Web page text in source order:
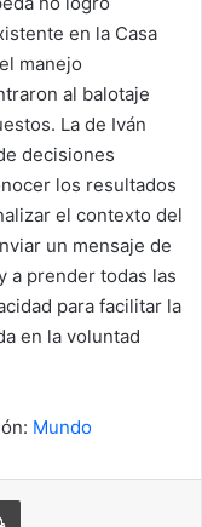
en la Casa
manejo
al balotaje
La de Iván
decisiones
los resultados
el contexto del
un mensaje de
a prender todas las
para facilitar la
en la voluntad
Mundo
electrónico
Imprimir